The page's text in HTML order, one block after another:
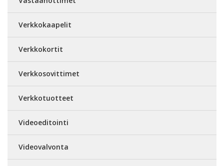
Verkkokaapelit
Verkkokortit
Verkkosovittimet
Verkkotuotteet
Videoeditointi
Videovalvonta